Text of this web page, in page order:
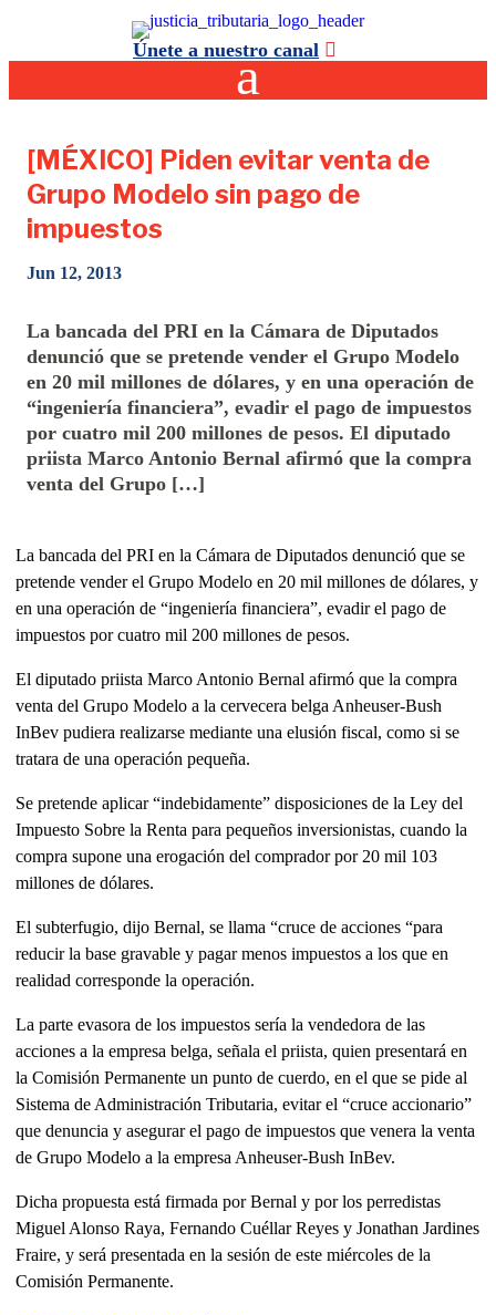
Únete a nuestro canal
[MÉXICO] Piden evitar venta de
Grupo Modelo sin pago de
impuestos
Jun 12, 2013
La bancada del PRI en la Cámara de Diputados
denunció que se pretende vender el Grupo Modelo
en 20 mil millones de dólares, y en una operación de
“ingeniería financiera”, evadir el pago de impuestos
por cuatro mil 200 millones de pesos. El diputado
priista Marco Antonio Bernal afirmó que la compra
venta del Grupo […]
La bancada del PRI en la Cámara de Diputados denunció que se
pretende vender el Grupo Modelo en 20 mil millones de dólares, y
en una operación de “ingeniería financiera”, evadir el pago de
impuestos por cuatro mil 200 millones de pesos.
El diputado priista Marco Antonio Bernal afirmó que la compra
venta del Grupo Modelo a la cervecera belga Anheuser-Bush
InBev pudiera realizarse mediante una elusión fiscal, como si se
tratara de una operación pequeña.
Se pretende aplicar “indebidamente” disposiciones de la Ley del
Impuesto Sobre la Renta para pequeños inversionistas, cuando la
compra supone una erogación del comprador por 20 mil 103
millones de dólares.
El subterfugio, dijo Bernal, se llama “cruce de acciones “para
reducir la base gravable y pagar menos impuestos a los que en
realidad corresponde la operación.
La parte evasora de los impuestos sería la vendedora de las
acciones a la empresa belga, señala el priista, quien presentará en
la Comisión Permanente un punto de cuerdo, en el que se pide al
Sistema de Administración Tributaria, evitar el “cruce accionario”
que denuncia y asegurar el pago de impuestos que venera la venta
de Grupo Modelo a la empresa Anheuser-Bush InBev.
Dicha propuesta está firmada por Bernal y por los perredistas
Miguel Alonso Raya, Fernando Cuéllar Reyes y Jonathan Jardines
Fraire, y será presentada en la sesión de este miércoles de la
Comisión Permanente.